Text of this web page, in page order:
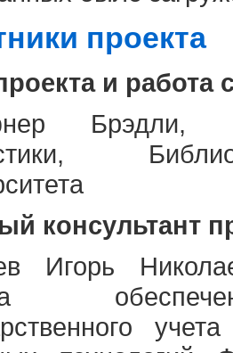
проекта
и работа
Брэдли,
консультант
Игорь